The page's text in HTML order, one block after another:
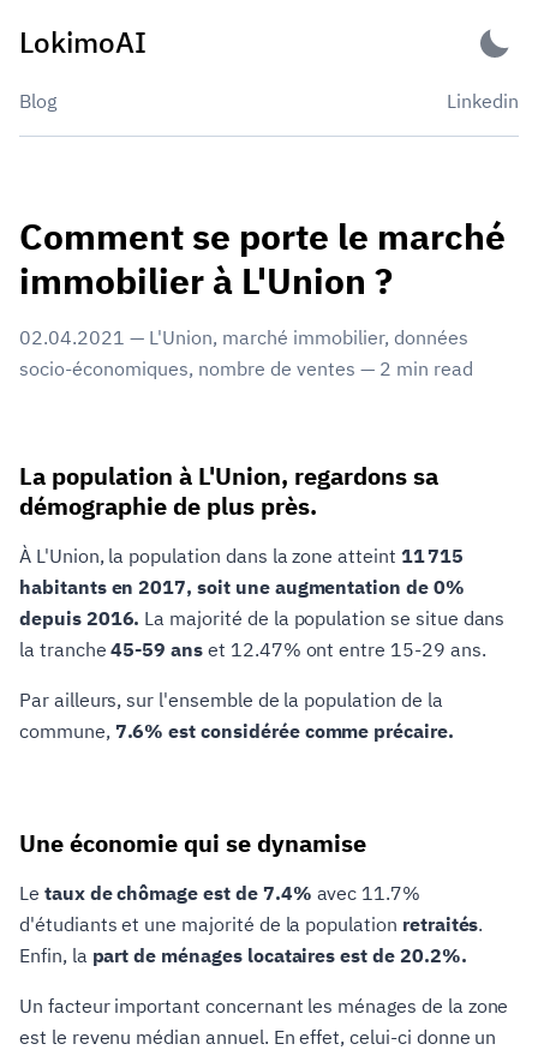
LokimoAI
Blog Linkedin
Comment se porte le marché
immobilier à L'Union ?
02.04.2021 — L'Union, marché immobilier, données
socio-économiques, nombre de ventes — 2 min read
La population à L'Union, regardons sa
démographie de plus près.
À L'Union, la population dans la zone atteint 11 715
habitants en 2017, soit une augmentation de 0%
depuis 2016. La majorité de la population se situe dans
la tranche45-59 ans et 12.47% ont entre 15-29 ans.
Par ailleurs, sur l'ensemble de la population de la
commune, 7.6% est considérée comme précaire.
Une économie qui se dynamise
Le taux de chômage est de 7.4% avec 11.7%
d'étudiants et une majorité de la population retraités.
Enfin, la part de ménages locataires est de 20.2%.
Un facteur important concernant les ménages de la zone
est le revenu médian annuel. En effet, celui-ci donne un